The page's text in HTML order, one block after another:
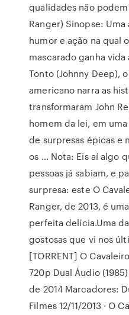
qualidades não
Ranger) Sinopse:
humor e ação na qual
mascarado ganha
Tonto (Johnny Deep),
americano narra as
transformaram John
homem da lei, em
de surpresas épicas e
os … Nota: Eis aí algo
pessoas já sabiam, e
surpresa: este O
Ranger, de 2013, é
perfeita delícia.Uma
gostosas que vi nos
[TORRENT] O
720p Dual Áudio
de 2014 Marcadores:
Filmes 12/11/2013 · O